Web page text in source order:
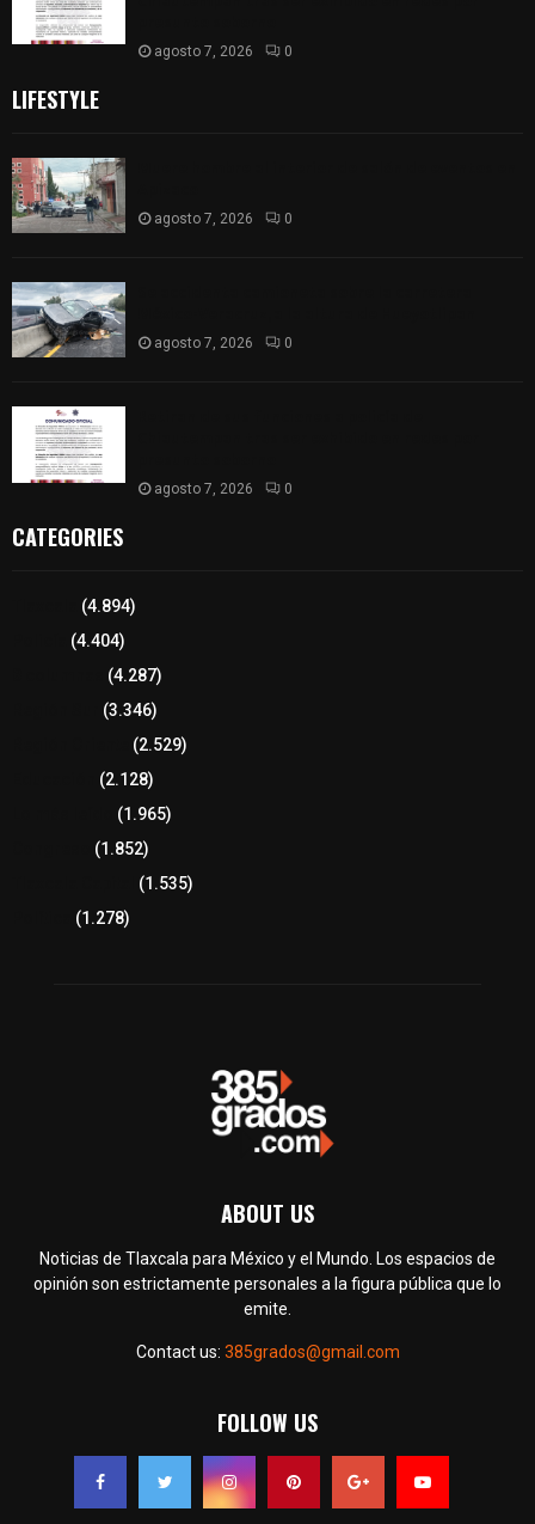
agosto 7, 2026 0
LIFESTYLE
agosto 7, 2026 0
agosto 7, 2026 0
agosto 7, 2026 0
CATEGORIES
(4.894)
(4.404)
(4.287)
(3.346)
(2.529)
(2.128)
(1.965)
(1.852)
(1.535)
(1.278)
ABOUT US
Noticias de Tlaxcala para México y el Mundo. Los espacios de
opinión son estrictamente personales a la figura pública que lo
emite.
Contact us: 385grados@gmail.com
FOLLOW US